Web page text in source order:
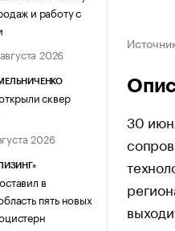
и работу с
2026
сквер
2026
в
пять новых
30